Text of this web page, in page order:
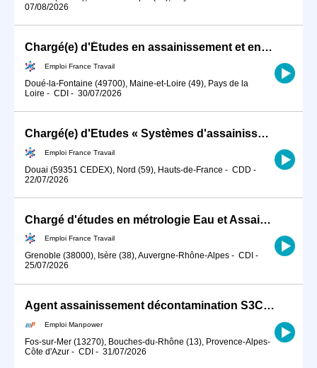
07/08/2026
Chargé(e) d'Études en assainissement et environnement (H/F)
Emploi France Travail
Doué-la-Fontaine (49700), Maine-et-Loire (49), Pays de la
Loire - CDI - 30/07/2026
Chargé(e) d'Etudes « Systèmes d'assainissement » (H/F)
Emploi France Travail
Douai (59351 CEDEX), Nord (59), Hauts-de-France - CDD -
22/07/2026
Chargé d'études en métrologie Eau et Assainissement (H/F)
Emploi France Travail
Grenoble (38000), Isère (38), Auvergne-Rhône-Alpes - CDI -
25/07/2026
Agent assainissement décontamination S3C (H/F)
Emploi Manpower
Fos-sur-Mer (13270), Bouches-du-Rhône (13), Provence-Alpes-
Côte d'Azur - CDI - 31/07/2026